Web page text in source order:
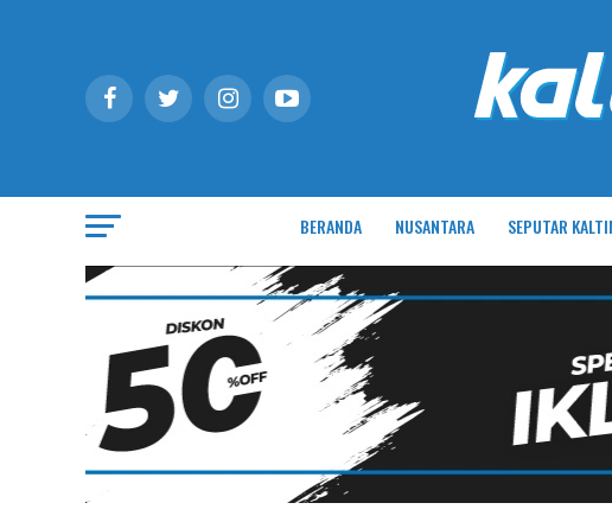
BERANDA NUSANTARA SEPUTAR